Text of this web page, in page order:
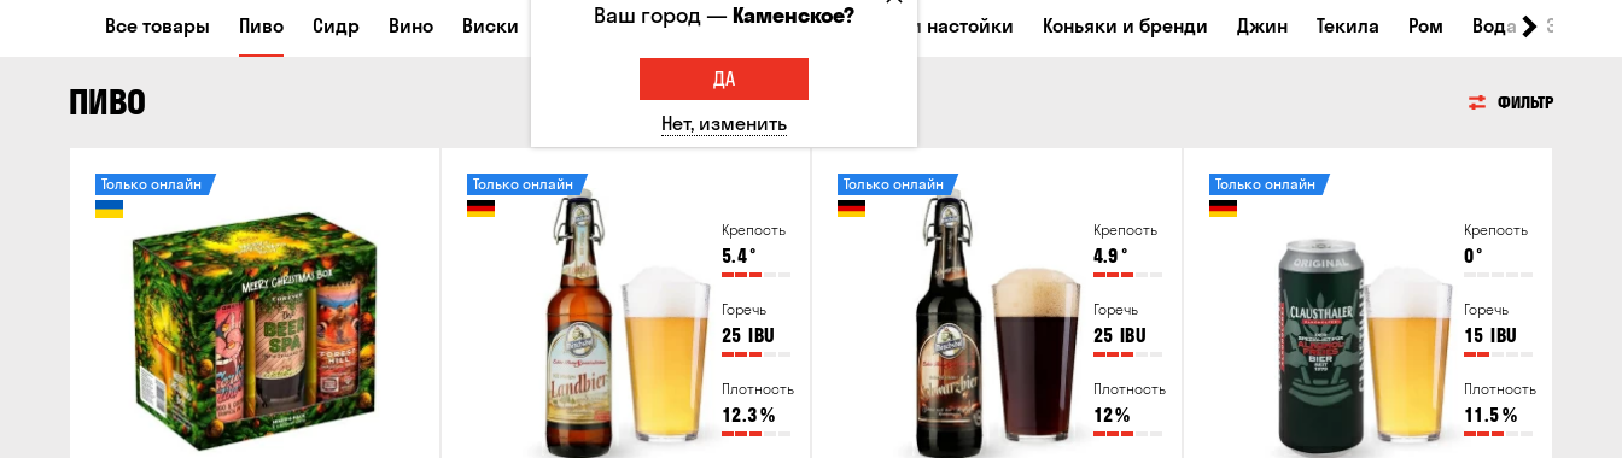
Все товары Пиво Сидр Вино Виски Коктейли Водка Соджу Ликеры и настойки Коньяки и бренди Джин Текила Ром Вода
ПИВО ФИЛЬТР
Только онлайн
Крепость
5.4°
Горечь
25 IBU
Плотность
12.3%
Только онлайн
Крепость
4.9°
Горечь
25 IBU
Плотность
12%
Только онлайн
Крепость
0°
Горечь
15 IBU
Плотность
11.5%
Только онлайн
Ваш город —Каменское?
ДА
Нет, изменить